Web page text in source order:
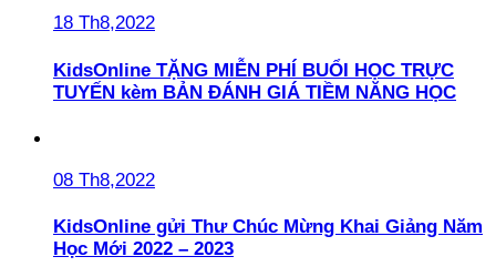
18 Th8,2022
KidsOnline TẶNG MIỄN PHÍ BUỔI HỌC TRỰC
TUYẾN kèm BẢN ĐÁNH GIÁ TIỀM NĂNG HỌC
08 Th8,2022
KidsOnline gửi Thư Chúc Mừng Khai Giảng Năm
Học Mới 2022 – 2023